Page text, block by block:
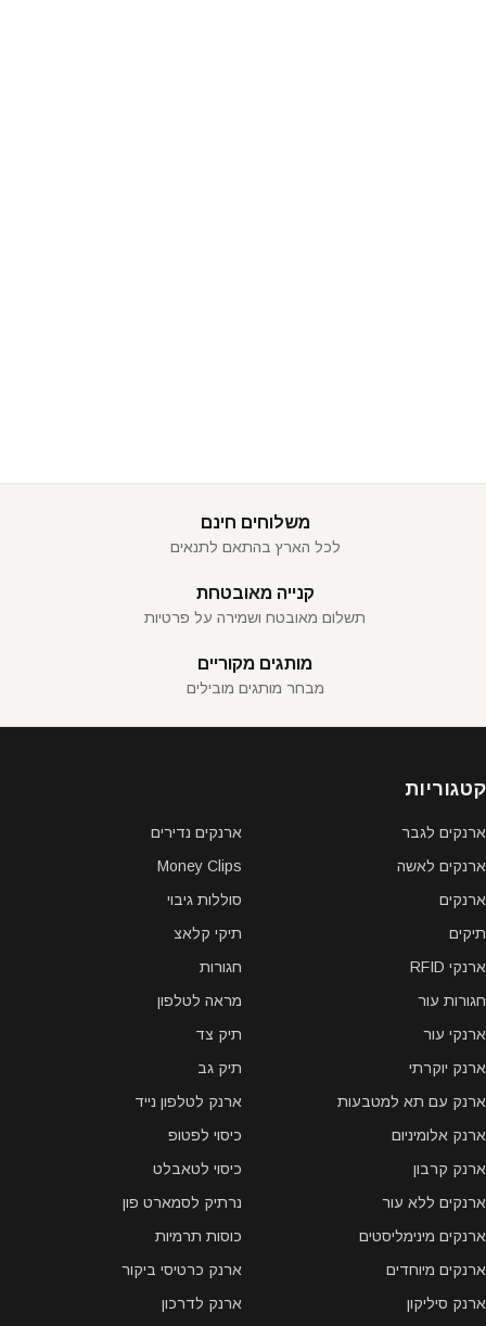
משלוחים חינם
לכל הארץ בהתאם לתנאים
קנייה מאובטחת
תשלום מאובטח ושמירה על פרטיות
מותגים מקוריים
מבחר מותגים מובילים
קטגוריות
ארנקים לגבר
ארנקים לאשה
ארנקים
תיקים
ארנקי RFID
חגורות עור
ארנקי עור
ארנק יוקרתי
ארנק עם תא למטבעות
ארנק אלומיניום
ארנק קרבון
ארנקים ללא עור
ארנקים מינימליסטים
ארנקים מיוחדים
ארנק סיליקון
ארנקים נדירים
Money Clips
סוללות גיבוי
תיקי קלאצ
חגורות
מראה לטלפון
תיק צד
תיק גב
ארנק לטלפון נייד
כיסוי לפטופ
כיסוי לטאבלט
נרתיק לסמארט פון
כוסות תרמיות
ארנק כרטיסי ביקור
ארנק לדרכון